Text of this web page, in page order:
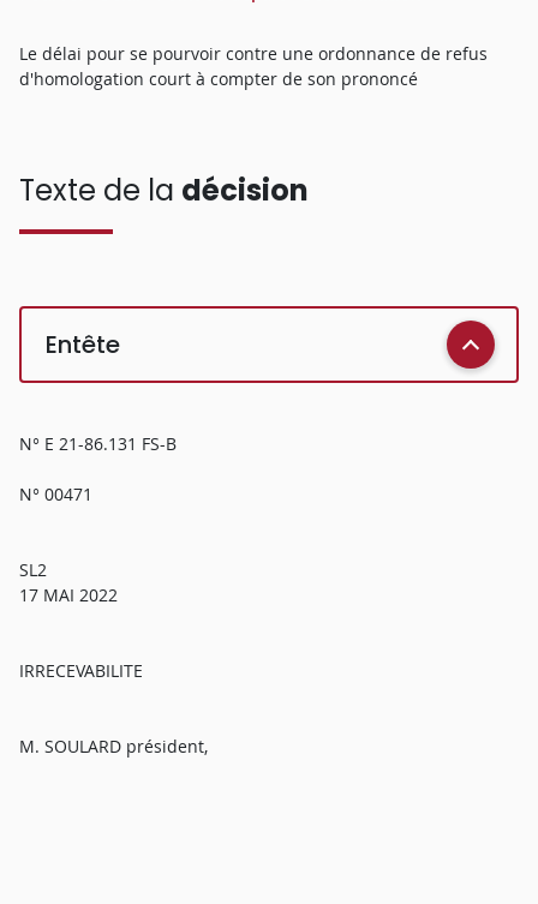
Le délai pour se pourvoir contre une ordonnance de refus
d'homologation court à compter de son prononcé
Texte de la décision
Entête
N° E 21-86.131 FS-B
N° 00471
SL2
17 MAI 2022
IRRECEVABILITE
M. SOULARD président,